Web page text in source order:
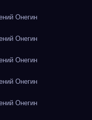
Онегин
Онегин
Онегин
Онегин
Онегин